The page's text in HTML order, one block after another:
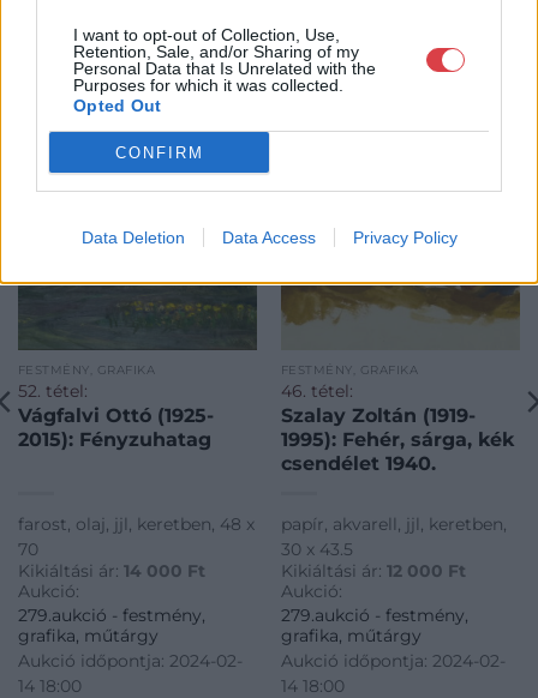
I want to opt-out of Collection, Use,
Retention, Sale, and/or Sharing of my
Personal Data that Is Unrelated with the
Purposes for which it was collected.
Opted Out
CONFIRM
Data Deletion Data Access Privacy Policy
KAPCSOLÓDÓ MŰTÁRGYAK
FESTMÉNY, GRAFIKA
52. tétel:
Vágfalvi Ottó (1925-
2015): Fényzuhatag
farost, olaj, jjl, keretben, 48 x
70
Kikiáltási ár: 14 000 Ft
Aukció:
279.aukció - festmény,
grafika, műtárgy
Aukció időpontja: 2024-02-
14 18:00
FESTMÉNY, GRAFIKA
46. tétel:
Szalay Zoltán (1919-
1995): Fehér, sárga, kék
csendélet 1940.
papír, akvarell, jjl, keretben,
30 x 43.5
Kikiáltási ár: 12 000 Ft
Aukció:
279.aukció - festmény,
grafika, műtárgy
Aukció időpontja: 2024-02-
14 18:00